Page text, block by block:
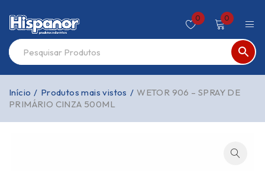
0 0
Início / Produtos mais vistos / WETOR 906 – SPRAY DE
PRIMÁRIO CINZA 500ML